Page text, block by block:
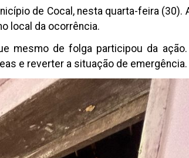
de Cocal, nesta quarta-feira (30).
local da ocorrência.
mesmo de folga participou da
e reverter a situação de emergência.